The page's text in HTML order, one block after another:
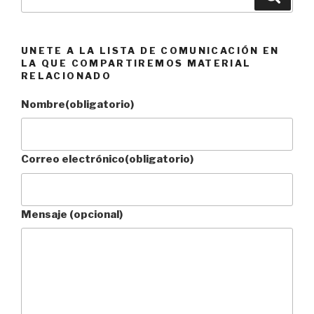
UNETE A LA LISTA DE COMUNICACIÓN EN
LA QUE COMPARTIREMOS MATERIAL
RELACIONADO
Nombre(obligatorio)
Correo electrónico(obligatorio)
Mensaje (opcional)